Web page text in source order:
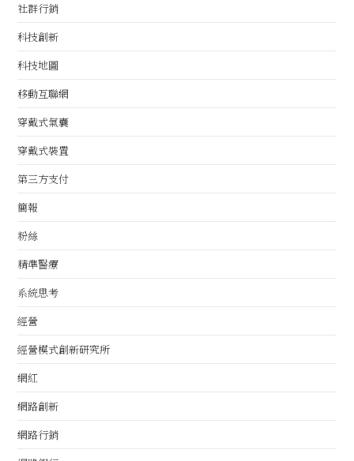
社群行銷
科技創新
科技地圖
移動互聯網
穿戴式氣囊
穿戴式裝置
第三方支付
簡報
粉絲
精準醫療
系統思考
經營
經營模式創新研究所
網紅
網路創新
網路行銷